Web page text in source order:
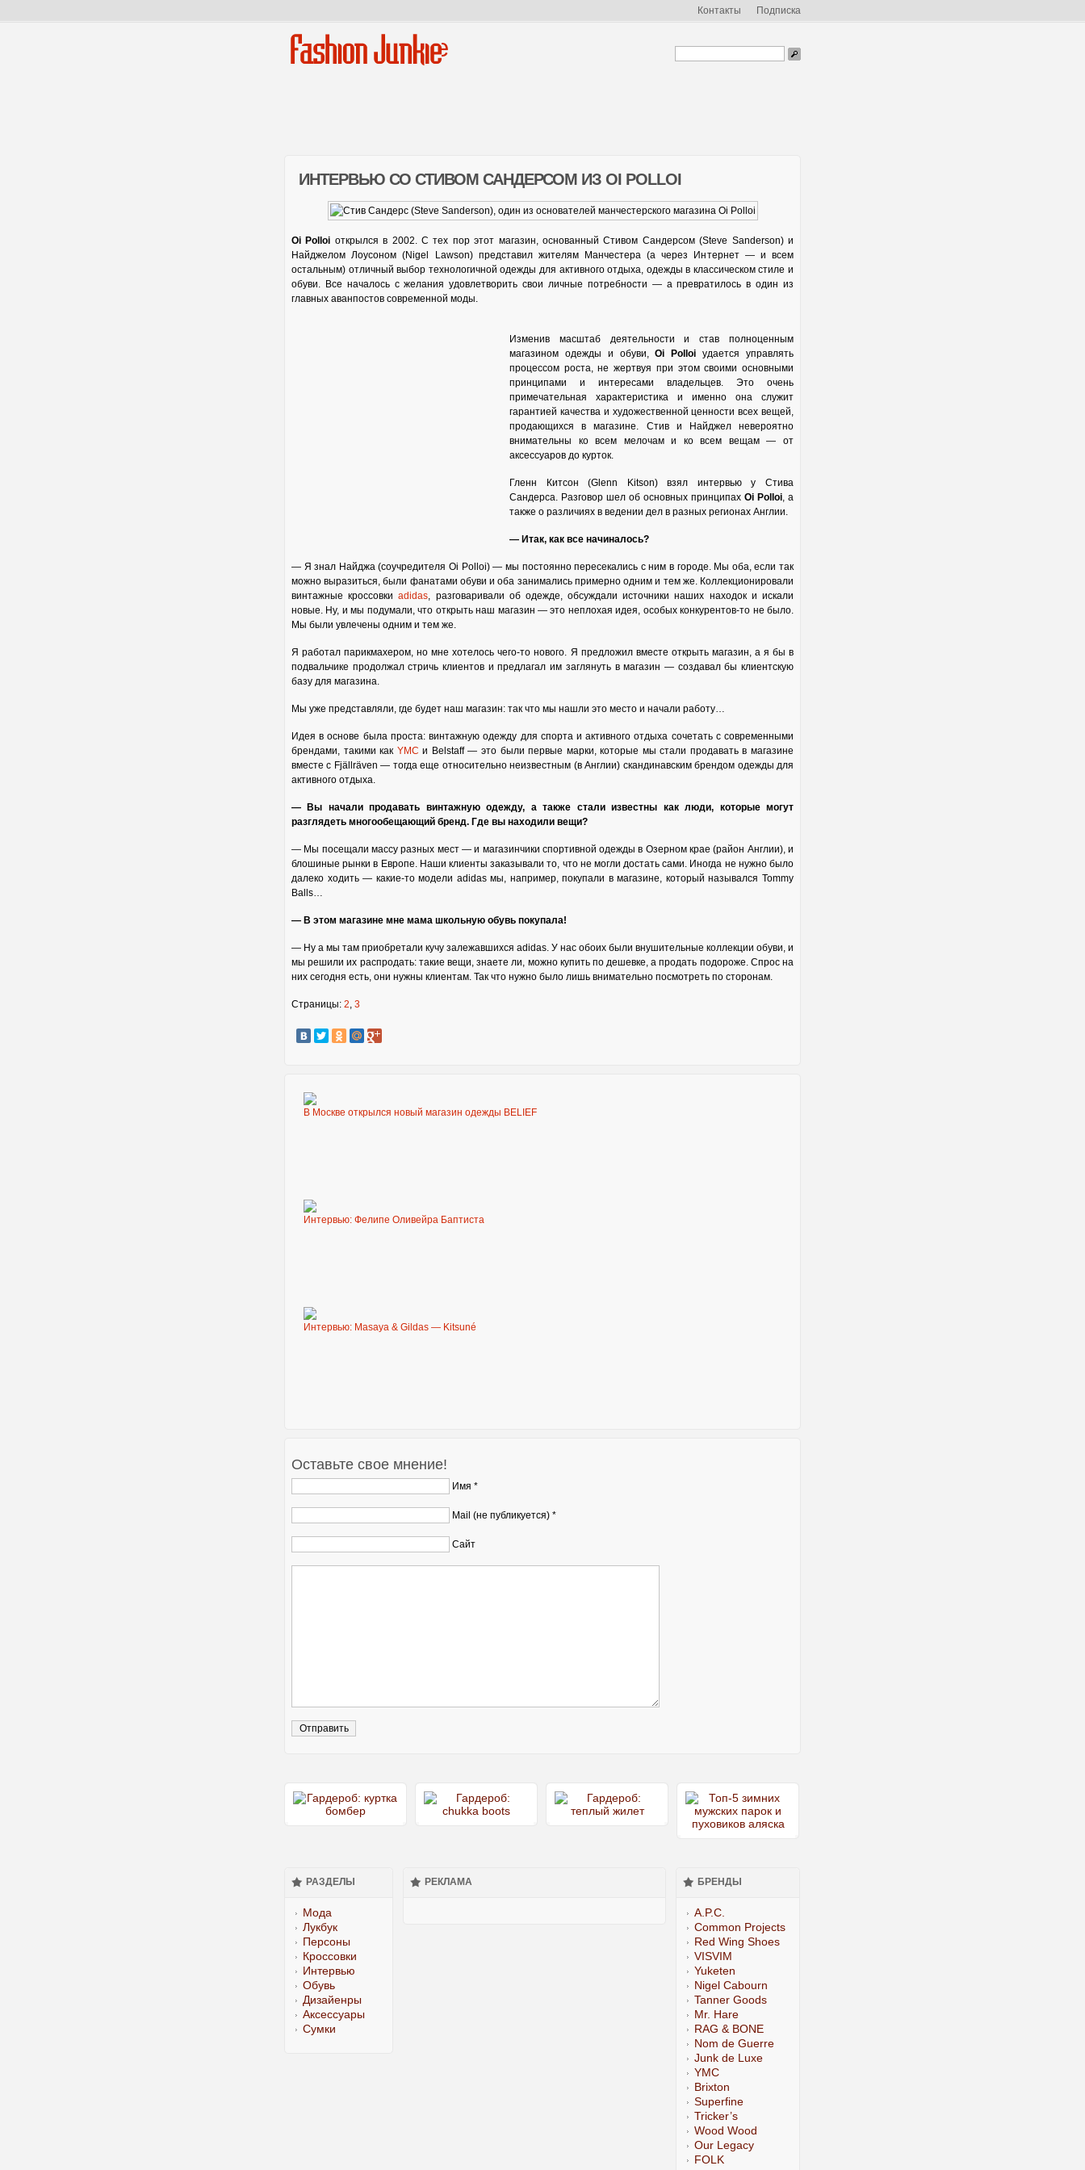
Контакты Подписка
Fashion Junkie
ИНТЕРВЬЮ СО СТИВОМ САНДЕРСОМ ИЗ OI POLLOI
Oi Polloi открылся в 2002. С тех пор этот магазин, основанный Стивом Сандерсом (Steve Sanderson) и
Найджелом Лоусоном (Nigel Lawson) представил жителям Манчестера (а через Интернет — и всем
остальным) отличный выбор технологичной одежды для активного отдыха, одежды в классическом стиле и
обуви. Все началось с желания удовлетворить свои личные потребности — а превратилось в один из
главных аванпостов современной моды.
Изменив масштаб деятельности и став полноценным
магазином одежды и обуви,Oi Polloi удается управлять
процессом роста, не жертвуя при этом своими основными
принципами и интересами владельцев. Это очень
примечательная характеристика и именно она служит
гарантией качества и художественной ценности всех вещей,
продающихся в магазине. Стив и Найджел невероятно
внимательны ко всем мелочам и ко всем вещам — от
аксессуаров до курток.
Гленн Китсон (Glenn Kitson) взял интервью у Стива
Сандерса. Разговор шел об основных принципах Oi Polloi, а
также о различиях в ведении дел в разных регионах Англии.
— Итак, как все начиналось?
— Я знал Найджа (соучредителя Oi Polloi) — мы постоянно пересекались с ним в городе. Мы оба, если так
можно выразиться, были фанатами обуви и оба занимались примерно одним и тем же. Коллекционировали
винтажные кроссовкиadidas, разговаривали об одежде, обсуждали источники наших находок и искали
новые. Ну, и мы подумали, что открыть наш магазин — это неплохая идея, особых конкурентов-то не было.
Мы были увлечены одним и тем же.
Я работал парикмахером, но мне хотелось чего-то нового. Я предложил вместе открыть магазин, а я бы в
подвальчике продолжал стричь клиентов и предлагал им заглянуть в магазин — создавал бы клиентскую
базу для магазина.
Мы уже представляли, где будет наш магазин: так что мы нашли это место и начали работу…
Идея в основе была проста: винтажную одежду для спорта и активного отдыха сочетать с современными
брендами, такими как YMC и Belstaff — это были первые марки, которые мы стали продавать в магазине
вместе с Fjällräven — тогда еще относительно неизвестным (в Англии) скандинавским брендом одежды для
активного отдыха.
— Вы начали продавать винтажную одежду, а также стали известны как люди, которые могут
разглядеть многообещающий бренд. Где вы находили вещи?
— Мы посещали массу разных мест — и магазинчики спортивной одежды в Озерном крае (район Англии), и
блошиные рынки в Европе. Наши клиенты заказывали то, что не могли достать сами. Иногда не нужно было
далеко ходить — какие-то модели adidas мы, например, покупали в магазине, который назывался Tommy
Balls…
— В этом магазине мне мама школьную обувь покупала!
— Ну а мы там приобретали кучу залежавшихся adidas. У нас обоих были внушительные коллекции обуви, и
мы решили их распродать: такие вещи, знаете ли, можно купить по дешевке, а продать подороже. Спрос на
них сегодня есть, они нужны клиентам. Так что нужно было лишь внимательно посмотреть по сторонам.
Страницы: 2, 3
В Москве открылся новый магазин одежды BELIEF
Интервью: Фелипе Оливейра Баптиста
Интервью: Masaya & Gildas — Kitsuné
Оставьте свое мнение!
Имя *
Mail (не публикуется) *
Сайт
РАЗДЕЛЫ
Мода
Лукбук
Персоны
Кроссовки
Интервью
Обувь
Дизайенры
Аксессуары
Сумки
РЕКЛАМА БРЕНДЫ
A.P.C.
Common Projects
Red Wing Shoes
VISVIM
Yuketen
Nigel Cabourn
Tanner Goods
Mr. Hare
RAG & BONE
Nom de Guerre
Junk de Luxe
YMC
Brixton
Superfine
Tricker’s
Wood Wood
Our Legacy
FOLK